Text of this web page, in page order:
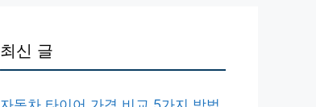
최신 글